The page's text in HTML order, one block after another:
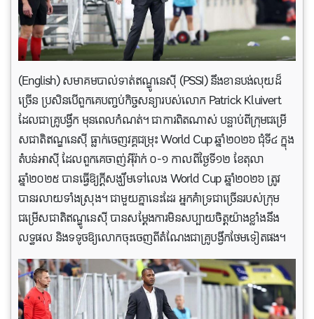
(English) សមាគមបាល់ទាត់ឥណ្ឌូនេស៊ី (PSSI) នឹងខានបង់លុយដ៏
ច្រើន ប្រសិនបើពួកគេបញ្ចប់កិច្ចសន្យារបស់លោក Patrick Kluivert
ដែលជាគ្រូបង្វឹក មុនពេលកំណត់។ ជាការពិតណាស់ បន្ទាប់ពីក្រុមជម្រើ
សជាតិឥណ្ឌនេស៊ី ធ្លាក់ចេញវគ្គជម្រុះWorld Cup ឆ្នាំ២០២៦ ជុំទី៤ ក្នុង
តំបន់អាស៊ី ដែលពួកគេចាញ់អ៊ីរ៉ាក់ ០-១ កាលពីថ្ងៃទី១២ ខែតុលា
ឆ្នាំ២០២៥ បានធ្វើឱ្យក្តីសង្ឃឹមទៅលេង World Cup ឆ្នាំ២០២៦ ត្រូវ
បានរលាយទាំងស្រុង។ ជាមួយគ្នានេះដែរ អ្នកគំាទ្រជាច្រើនរបស់ក្រុម
ជម្រើសជាតិឥណ្ឌូនេស៊ី បានសម្តែងការមិនសប្បាយចិត្តយ៉ាងខ្លាំងនឹង
លទ្ធផល និងទទូចឱ្យលោកចុះចេញពីតំណែងជាគ្រូបង្វឹកថែមទៀតផង។